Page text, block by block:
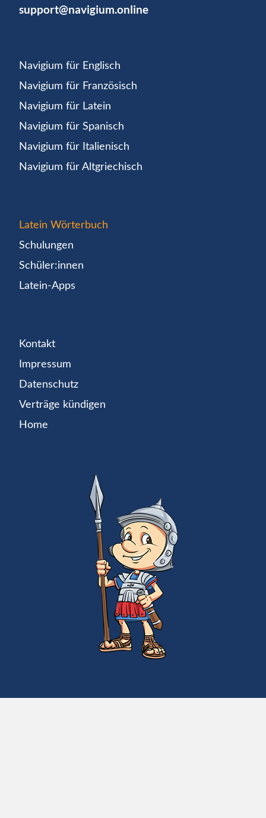
support@navigium.online
Navigium für Englisch
Navigium für Französisch
Navigium für Latein
Navigium für Spanisch
Navigium für Italienisch
Navigium für Altgriechisch
Latein Wörterbuch
Schulungen
Schüler:innen
Latein-Apps
Kontakt
Impressum
Datenschutz
Verträge kündigen
Home